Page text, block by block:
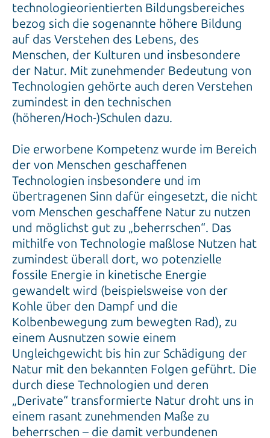
technologieorientierten Bildungsbereiches
bezog sich die sogenannte höhere Bildung
auf das Verstehen des Lebens, des
Menschen, der Kulturen und ins­besondere
der Natur. Mit zunehmender Bedeutung von
Technologien gehörte auch deren Verstehen
zumindest in den technischen
(höheren/Hoch-)Schulen dazu.
Die erworbene Kompetenz wurde im Bereich
der von Menschen geschaffenen
Technologien insbesondere und im
übertragenen Sinn dafür eingesetzt, die nicht
vom Menschen geschaffene Natur zu nutzen
und möglichst gut zu „beherrschen“. Das
mithilfe von Technologie maßlose Nutzen hat
zumindest überall dort, wo potenzielle
fossile Energie in kinetische Energie
gewandelt wird (beispielsweise von der
Kohle über den Dampf und die
Kolbenbewegung zum bewegten Rad), zu
einem Ausnutzen sowie einem
Ungleichgewicht bis hin zur Schädigung der
Natur mit den bekannten Folgen geführt. Die
durch diese Technologien und deren
„Derivate“ transformierte Natur droht uns in
einem rasant zunehmenden Maße zu
beherrschen – die damit verbundenen